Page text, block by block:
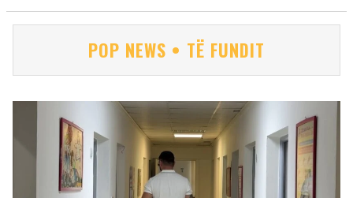
POP NEWS • TË FUNDIT